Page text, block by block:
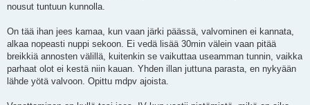
nousut tuntuun kunnolla.
On tää ihan jees kamaa, kun vaan järki päässä, valvominen ei kannata,
alkaa nopeasti nuppi sekoon. Ei vedä lisää 30min välein vaan pitää
breikkiä annosten välillä, kuitenkin se vaikuttaa useamman tunnin, vaikka
parhaat olot ei kestä niin kauan. Yhden illan juttuna parasta, en nykyään
lähde yötä valvoon. Opittu mdpv ajoista.